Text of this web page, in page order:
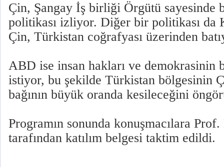
Çin, Şangay İş birliği Örgütü sayesinde
politikası izliyor. Diğer bir politikası
Çin, Türkistan coğrafyası üzerinden
ABD ise insan hakları ve demokrasinin
istiyor, bu şekilde Türkistan bölgesinin
bağının büyük oranda kesileceğini
Programın sonunda konuşmacılara
tarafından katılım belgesi taktim edildi.